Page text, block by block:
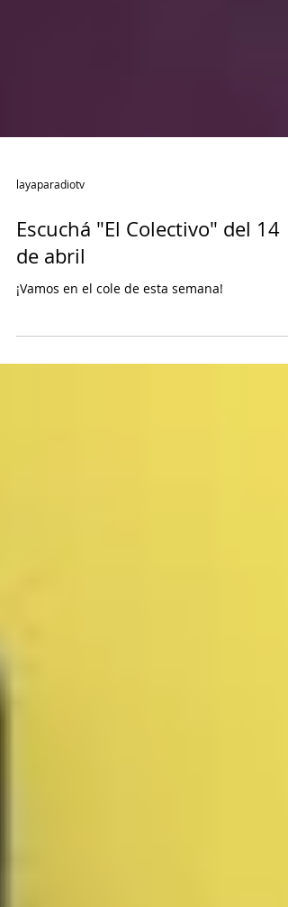
layaparadiotv
Escuchá "El Colectivo" del 14
de abril